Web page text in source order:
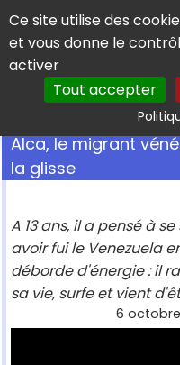
Panneau de gestion des
Ce site utilise des
et vous donne le
activer
Tout accepter
Alca, le migrant
la glisse
A 13 ans, il a pensé à
avoir fui le Venezuela
déborde d'énergie : il
sa vie, surfe et vient
6 octobre